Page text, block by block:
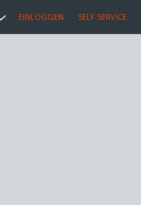
EINLOGGEN SELF SERVICE